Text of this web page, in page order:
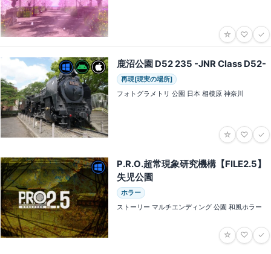
☆ ♡ ✓
鹿沼公園 D52 235 -JNR Class D52-
再現[現実の場所]
フォトグラメトリ 公園 日本 相模原 神奈川
☆ ♡ ✓
P․R․O․超常現象研究機構【FILE2․5】
失児公園
ホラー
ストーリー マルチエンディング 公園 和風ホラー
☆ ♡ ✓